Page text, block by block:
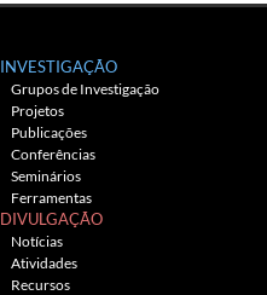
INVESTIGAÇÃO
Grupos de Investigação
Projetos
Publicações
Conferências
Seminários
Ferramentas
DIVULGAÇÃO
Notícias
Atividades
Recursos